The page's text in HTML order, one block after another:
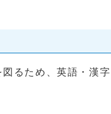
るため、英語・漢字